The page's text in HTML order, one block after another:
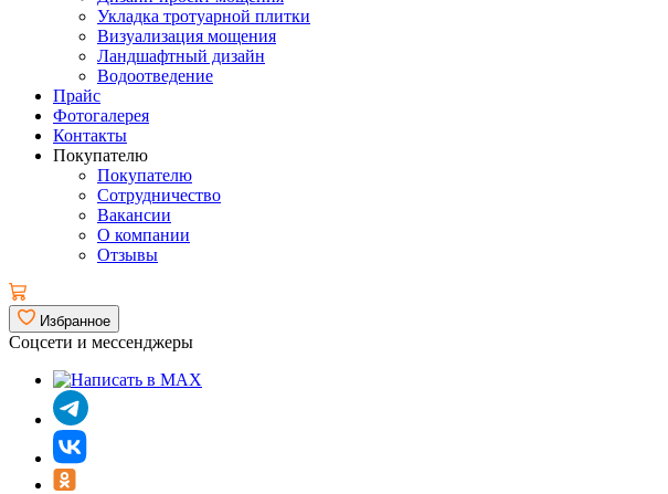
Укладка тротуарной плитки
Визуализация мощения
Ландшафтный дизайн
Водоотведение
Прайс
Фотогалерея
Контакты
Покупателю
Покупателю
Сотрудничество
Вакансии
О компании
Отзывы
Избранное
Соцсети и мессенджеры